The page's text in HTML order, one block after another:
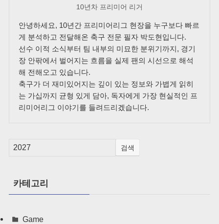
10년차 프리미어 리거
안녕하세요, 10년간 프리미어리그 현장을 누구보다 빠르
게 분석하고 전달해온 축구 전문 필자 박도현입니다.
선수 이적 소식부터 팀 내부의 미묘한 분위기까지, 경기
장 안팎에서 벌어지는 흐름을 실제 팬의 시선으로 해석
해 전해오고 있습니다.
축구가 더 재미있어지는 깊이 있는 정보와 가볍게 읽히
는 가십까지 균형 있게 담아, 독자에게 가장 현실적인 프
리미어리그 이야기를 들려드리겠습니다.
검색
카테고리
Game